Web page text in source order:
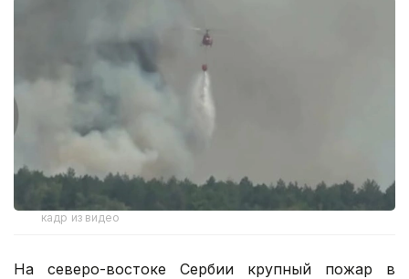
кадр из видео
На северо-востоке Сербии крупный пожар в